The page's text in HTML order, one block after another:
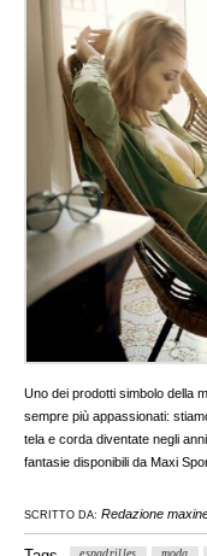
Uno dei prodotti simbolo della
sempre più appassionati:
tela e corda diventate negli
fantasie disponibili da Maxi
SCRITTO DA: Redazione
espadrilles moda